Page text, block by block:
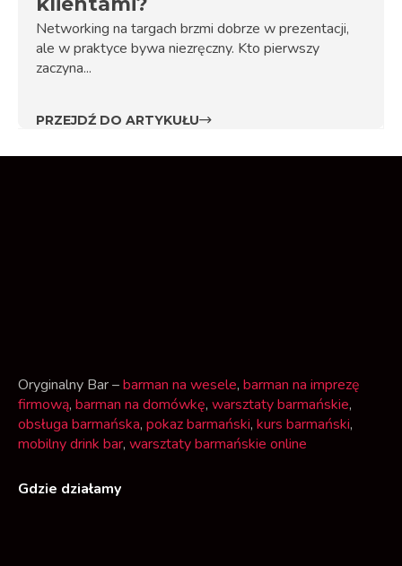
Networking na targach brzmi dobrze w prezentacji,
ale w praktyce bywa niezręczny. Kto pierwszy
zaczyna...
PRZEJDŹ DO ARTYKUŁU
Oryginalny Bar –barman na wesele, barman na imprezę
firmową, barman na domówkę, warsztaty barmańskie,
obsługa barmańska, pokaz barmański, kurs barmański,
mobilny drink bar, warsztaty barmańskie online
Gdzie działamy